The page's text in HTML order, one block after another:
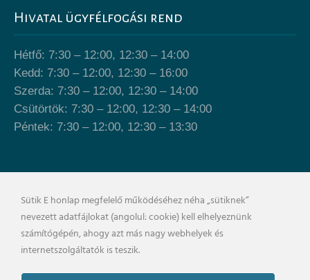
Hivatal ügyfélfogási rend
Hétfő: 7:30 – 12:00, 12:30 – 14:00
Kedd: 7:30 – 12:00, 12:30 – 16:00
Szerda: 7:30 – 12:00, 12:30 – 14:00
Csütörtök: 7:30 – 12:00, 12:30 – 14:00
Péntek: 7:30 – 12:00, 12:30 – 13:30
Sütik E honlap megfelelő működéséhez néha „sütiknek”
nevezett adatfájlokat (angolul: cookie) kell elhelyeznünk
számítógépén, ahogy azt más nagy webhelyek és
internetszolgáltatók is teszik.